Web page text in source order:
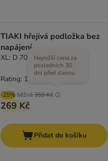
TIAKI hřejivá podložka bez
napájení
XL: D 70 x Š 110 cm
-25% běžně359 Kč
Nejnižší cena za
posledních 30
dní před slevou
269 Kč
Rating: 1.9/5
Přidat do košíku